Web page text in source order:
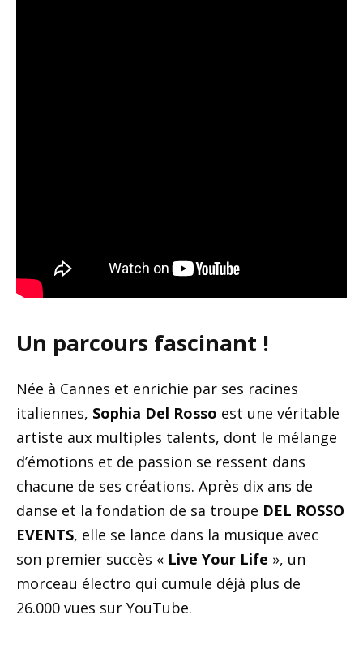
Un parcours fascinant !
Née à Cannes et enrichie par ses racines
italiennes, Sophia Del Rosso est une véritable
artiste aux multiples talents, dont le mélange
d’émotions et de passion se ressent dans
chacune de ses créations. Après dix ans de
danse et la fondation de sa troupe DEL ROSSO
EVENTS, elle se lance dans la musique avec
son premier succès « Live Your Life », un
morceau électro qui cumule déjà plus de
26.000 vues sur YouTube.